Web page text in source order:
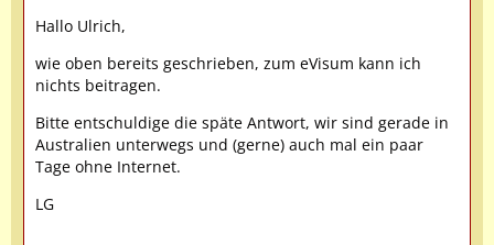
Hallo Ulrich,
wie oben bereits geschrieben, zum eVisum kann ich
nichts beitragen.
Bitte entschuldige die späte Antwort, wir sind gerade in
Australien unterwegs und (gerne) auch mal ein paar
Tage ohne Internet.
LG